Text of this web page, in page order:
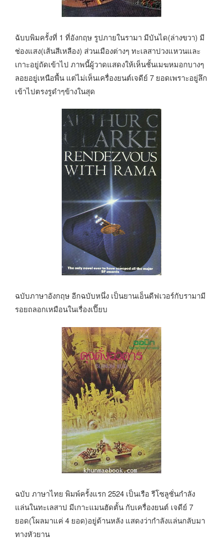
ฉับบพิมครั้งที่ 1 ที่อังกฤษ รูปภายในรามา มีบันได(ล่างขวา) มี
ช่องแสง(เส้นสีเหลือง) ส่วนเมืองต่างๆ ทะเลสาปวงแหวนและ
เกาะอยู่ถัดเข้าไป ภาพนี้ผู้วาดแสดงให้เห็นชั้นเมฆหมอกบางๆ
ลอยอยู่เหนือพื้น แต่ไม่เห็นเครื่องยนต์เจดีย์ 7 ยอดเพราะอยู่ลึก
เข้าไปตรงรูดำๆข้างในสุด
ฉบับภาษาอังกฤษ อีกฉบับหนึ่ง เป็นยานเอ็นดีฟเวอร์กับรามามี
รอยถลอกเหมือนในเรื่องเปี๊ยบ
ฉบับ ภาษาไทย พิมพ์ครั้งแรก 2524 เป็นเรือ รีโซลูชั่นกำลัง
แล่นในทะเลสาป มีเกาะแมนฮัดตั้น กับเครื่องยนต์ เจดีย์ 7
ยอด(โผลมาแค่ 4 ยอด)อยู่ด้านหลัง แสดงว่ากำลังแล่นกลับมา
ทางหัวยาน